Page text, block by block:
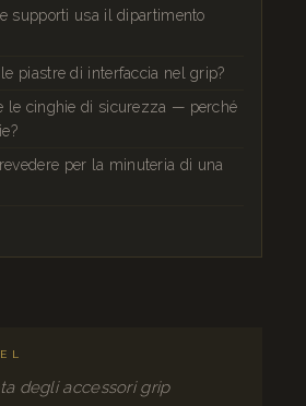
supporti usa il dipartimento
piastre di interfaccia nel grip?
le cinghie di sicurezza — perché
per la minuteria di una
degli accessori grip